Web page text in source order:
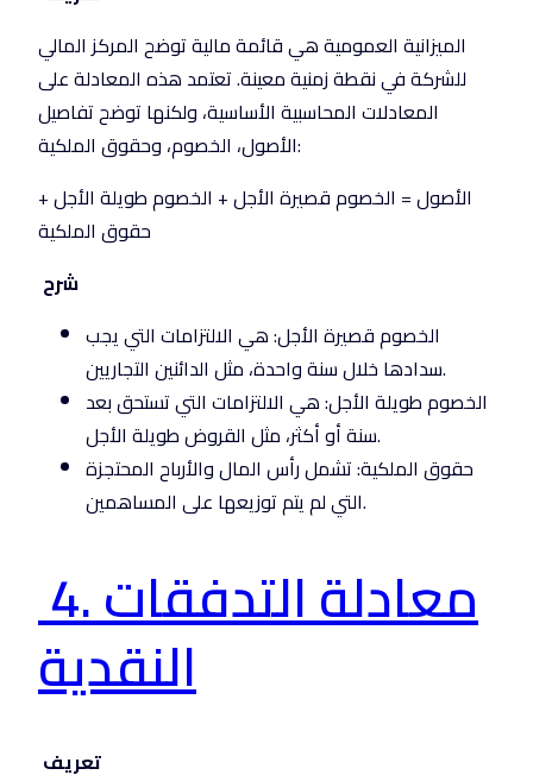
الميزانية العمومية هي قائمة مالية توضح المركز المالي
للشركة في نقطة زمنية معينة. تعتمد هذه المعادلة على
المعادلات المحاسبية الأساسية، ولكنها توضح تفاصيل
الأصول، الخصوم، وحقوق الملكية:
الأصول = الخصوم قصيرة الأجل + الخصوم طويلة الأجل +
حقوق الملكية
شرح
الخصوم قصيرة الأجل: هي الالتزامات التي يجب
سدادها خلال سنة واحدة، مثل الدائنين التجاريين.
الخصوم طويلة الأجل: هي الالتزامات التي تستحق بعد
سنة أو أكثر، مثل القروض طويلة الأجل.
حقوق الملكية: تشمل رأس المال والأرباح المحتجزة
التي لم يتم توزيعها على المساهمين.
4. معادلة التدفقات
النقدية
تعريف